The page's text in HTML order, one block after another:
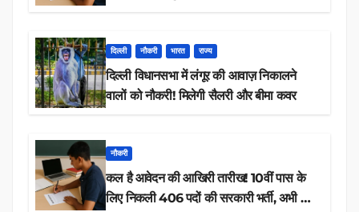
दिल्ली नौकरी भारत राज्य
दिल्ली विधानसभा में लंगूर की आवाज़ निकालने
वालों को नौकरी! मिलेगी सैलरी और बीमा कवर
नौकरी
कल है आवेदन की आखिरी तारीख! 10वीं पास के
लिए निकली 406 पदों की सरकारी भर्ती, अभी करें